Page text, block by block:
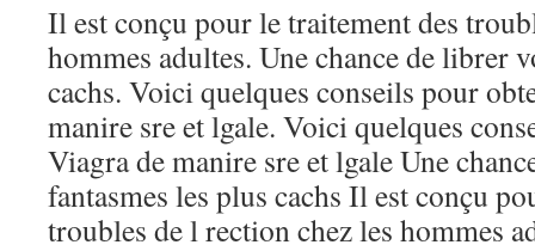
Il est conçu pour le traitement des
hommes adultes. Une chance de librer
cachs. Voici quelques conseils pour
manire sre et lgale. Voici quelques
Viagra de manire sre et lgale Une
fantasmes les plus cachs Il est conçu
troubles de l rection chez les hommes